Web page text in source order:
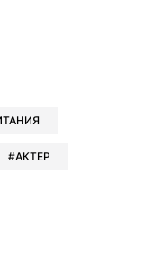
в Xв Viber
в Whatsapp
в Messenger
в LinkedIn
АКТЕР
в Google news
в Viber
в LinkedIn